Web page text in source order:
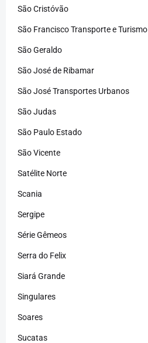
São Cristóvão
São Francisco Transporte e Turismo
São Geraldo
São José de Ribamar
São José Transportes Urbanos
São Judas
São Paulo Estado
São Vicente
Satélite Norte
Scania
Sergipe
Série Gêmeos
Serra do Felix
Siará Grande
Singulares
Soares
Sucatas